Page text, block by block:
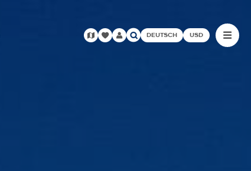
DEUTSCH USD